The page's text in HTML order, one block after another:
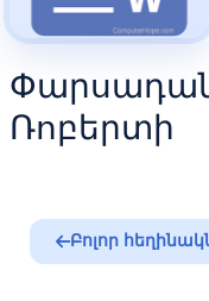
Ռոբերտի
Բոլոր